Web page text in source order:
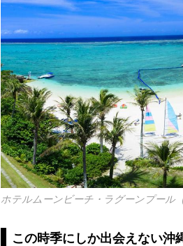
ホテルムーンビーチ・ラグーンプール
この時季にしか出会えない沖